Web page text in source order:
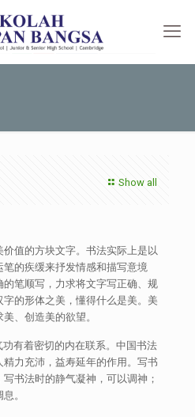
Show all
价值的方块文字。书法实际上是以
笔的疾缓来抒发情感和描写意境
的笔顺写，力求将文字写正确、规
的形体之美，懂得什么是美。美
、创造美的欲望。
有着密切的内在联系。中国书法
精力充沛，益寿延年的作用。写书
书法时的静气凝神，可以调神；
。